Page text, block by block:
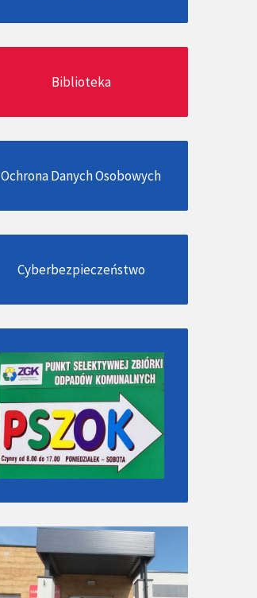
Biblioteka
Ochrona Danych Osobowych
Cyberbezpieczeństwo